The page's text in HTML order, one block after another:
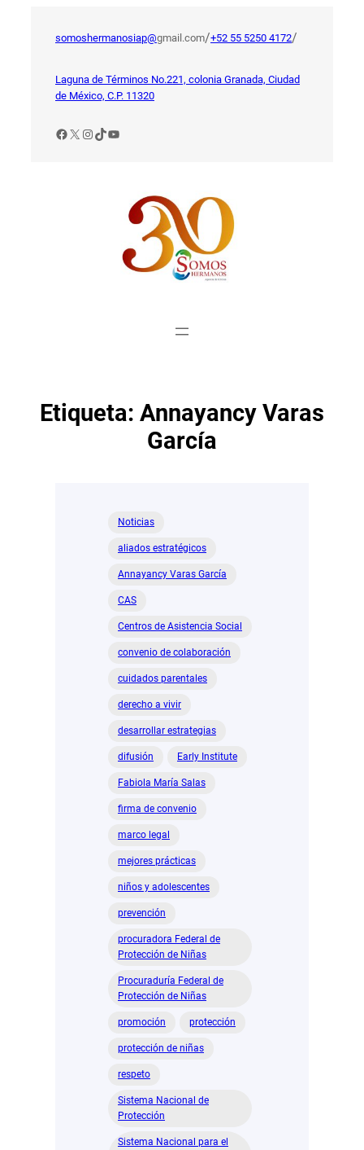
somoshermanosiap@gmail.com/+52 55 5250 4172/
Laguna de Términos No.221, colonia Granada, Ciudad
de México, C.P. 11320
Facebook
X Instagram
TikTok
YouTube
Etiqueta: Annayancy Varas
García
Noticias
aliados estratégicos
Annayancy Varas García
CAS
Centros de Asistencia Social
convenio de colaboración
cuidados parentales
derecho a vivir
desarrollar estrategias
difusión Early Institute
Fabiola María Salas
firma de convenio
marco legal
mejores prácticas
niños y adolescentes
prevención
procuradora Federal de
Protección de Niñas
Procuraduría Federal de
Protección de Niñas
promoción protección
protección de niñas
respeto
Sistema Nacional de
Protección
Sistema Nacional para el